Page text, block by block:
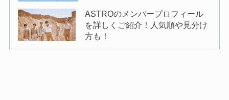
ASTROのメンバープロフィール
を詳しくご紹介！人気順や見分け
方も！